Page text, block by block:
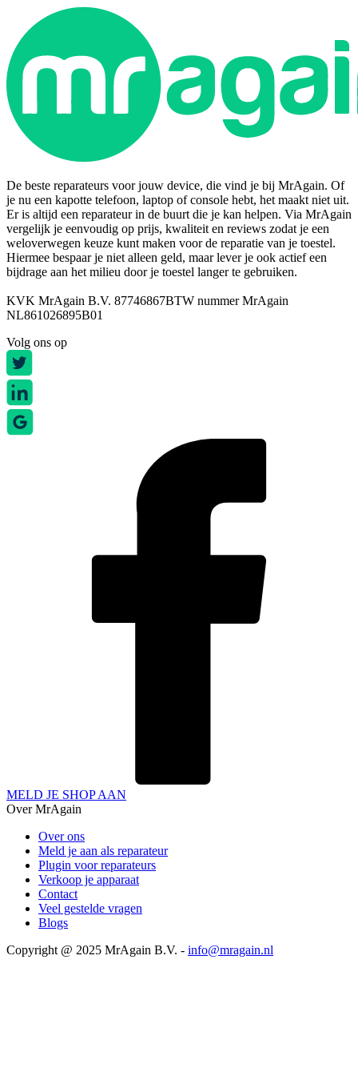
De beste reparateurs voor jouw device, die vind je bij MrAgain. Of
je nu een kapotte telefoon, laptop of console hebt, het maakt niet uit.
Er is altijd een reparateur in de buurt die je kan helpen. Via MrAgain
vergelijk je eenvoudig op prijs, kwaliteit en reviews zodat je een
weloverwegen keuze kunt maken voor de reparatie van je toestel.
Hiermee bespaar je niet alleen geld, maar lever je ook actief een
bijdrage aan het milieu door je toestel langer te gebruiken.
KVK MrAgain B.V. 87746867BTW nummer MrAgain
NL861026895B01
Volg ons op
MELD JE SHOP AAN
Over MrAgain
Over ons
Meld je aan als reparateur
Plugin voor reparateurs
Verkoop je apparaat
Contact
Veel gestelde vragen
Blogs
Copyright @ 2025 MrAgain B.V. - info@mragain.nl